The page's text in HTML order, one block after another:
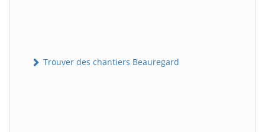
Trouver des chantiers Beauregard